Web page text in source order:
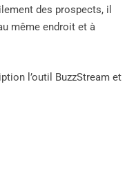
des prospects, il
même endroit et à
l’outil BuzzStream et